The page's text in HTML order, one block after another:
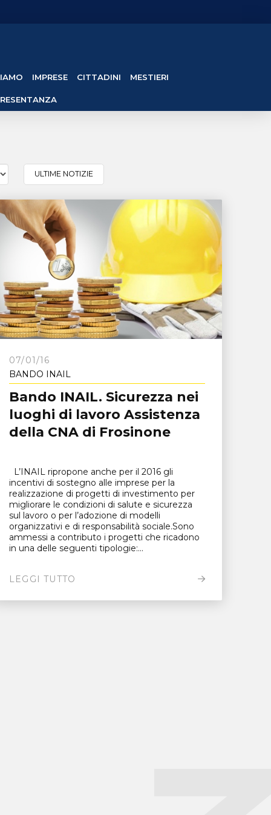
IMPRESE CITTADINI MESTIERI
ULTIME NOTIZIE
07/01/16
BANDO INAIL
Bando INAIL. Sicurezza nei
luoghi di lavoro Assistenza
della CNA di Frosinone
L’INAIL ripropone anche per il 2016 gli
incentivi di sostegno alle imprese per la
realizzazione di progetti di investimento per
migliorare le condizioni di salute e sicurezza
sul lavoro o per l’adozione di modelli
organizzativi e di responsabilità sociale.Sono
ammessi a contributo i progetti che ricadono
in una delle seguenti tipologie:...
LEGGI TUTTO